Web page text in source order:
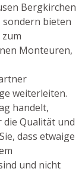
Bergkirchen
bieten
Monteuren,
weiterleiten.
handelt,
Qualität und
dass etwaige
und nicht